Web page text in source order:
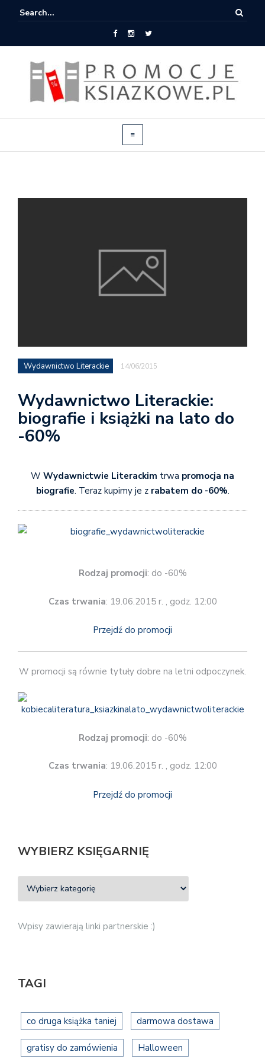
Wydawnictwo Literackie 14/06/2015
Wydawnictwo Literackie:
biografie i książki na lato do
-60%
W Wydawnictwie Literackim trwa promocja na
biografie. Teraz kupimy je z rabatem do -60%.
Rodzaj promocji: do -60%
Czas trwania: 19.06.2015 r. , godz. 12:00
Przejdź do promocji
W promocji są równie tytuły dobre na letni odpoczynek.
Rodzaj promocji: do -60%
Czas trwania: 19.06.2015 r. , godz. 12:00
Przejdź do promocji
WYBIERZ KSIĘGARNIĘ
Wpisy zawierają linki partnerskie :)
TAGI
co druga książka taniej darmowa dostawa
gratisy do zamówienia Halloween